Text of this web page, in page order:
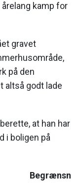
kamp for
gravet
på den
altså godt lade
at han har
i boligen på
Begrænsn